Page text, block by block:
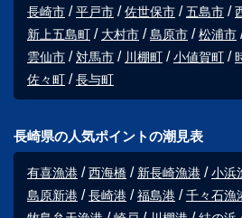
長崎市 平戸市 佐世保市 五島市
新上五島町
大村市 島原市 松浦市
雲仙市
対馬市 川棚町 小値賀町
佐々町
長与町
長崎県の人気ポイントの潮見表
有喜漁港 西海橋 新長崎漁港 小浜
島原新港
長崎港 福島港 千々石漁